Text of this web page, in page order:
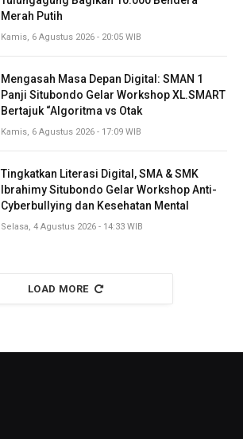
Merah Putih
Kamis, 6 Agustus 2026 - 20:05 WIB
Mengasah Masa Depan Digital: SMAN 1
Panji Situbondo Gelar Workshop XL.SMART
Bertajuk “Algoritma vs Otak
Kamis, 6 Agustus 2026 - 17:09 WIB
Tingkatkan Literasi Digital, SMA & SMK
Ibrahimy Situbondo Gelar Workshop Anti-
Cyberbullying dan Kesehatan Mental
Selasa, 4 Agustus 2026 - 14:33 WIB
LOAD MORE